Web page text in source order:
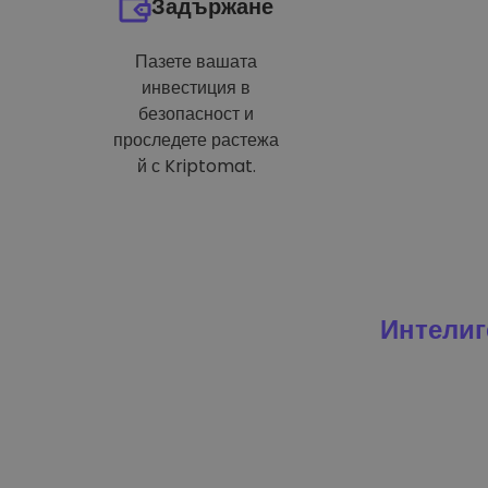
Задържане
Пазете вашата
инвестиция в
безопасност и
проследете растежа
й с Kriptomat.